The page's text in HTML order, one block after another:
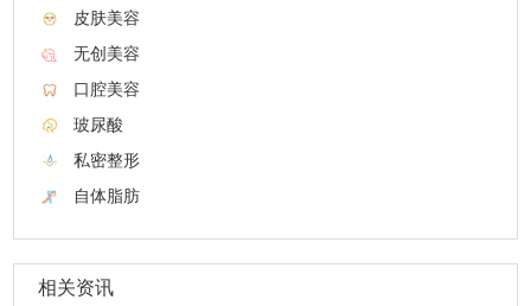
皮肤美容
无创美容
口腔美容
玻尿酸
私密整形
自体脂肪
相关资讯